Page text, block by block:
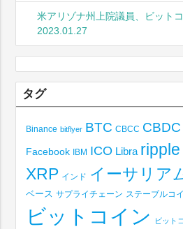
米アリゾナ州上院議員、ビット
2023.01.27
タグ
Binance bitflyer BTC CBCC CBDC
Facebook IBM ICO Libra ripple
XRP インド イーサリア
ベース サプライチェーン ステーブルコ
ビットコイン ビット